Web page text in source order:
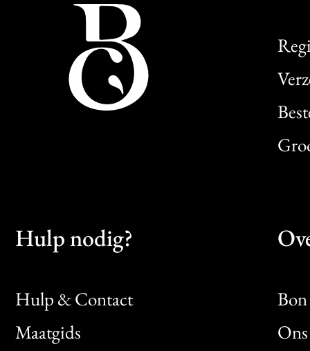
Hulp nodig?
Hulp & Contact
Maatgids